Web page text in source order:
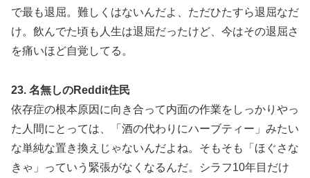
で最も退屈。難しくはないんだよ、ただひたすら退屈なだ
け。飲んでた頃も人生は退屈だったけど、今はその退屈さ
を痛いほど自覚してる。
23. 名無しのReddit住民
依存症の根本原因に向き合って内面の作業をしっかりやっ
た人間にとっては、「酒の代わりにハーブティー」みたい
な単純な置き換えじゃないんだよね。そもそも「ほぐさな
きゃ」っていう緊張がなくなるんだ。シラフ10年目だけ